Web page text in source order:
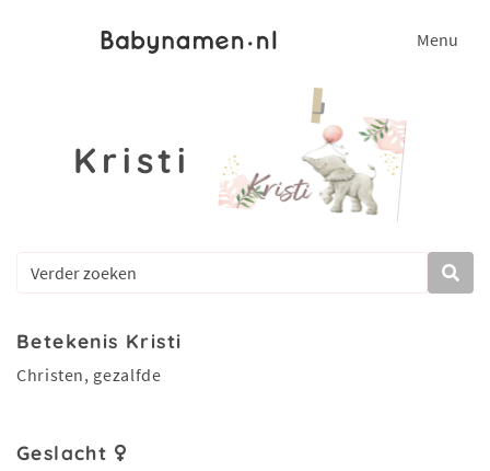
Menu
Kristi
Betekenis Kristi
Christen, gezalfde
Geslacht